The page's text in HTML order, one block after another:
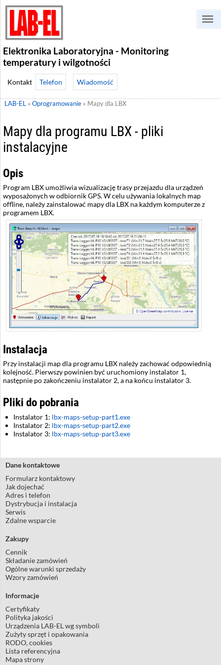
Elektronika Laboratoryjna - Monitoring
temperatury i wilgotności
Telefon Wiadomość
LAB-EL » Oprogramowanie » Mapy dla LBX
Mapy dla programu LBX - pliki
instalacyjne
Opis
Program LBX umożliwia wizualizację trasy przejazdu dla urządzeń
wyposażonych w odbiornik GPS. W celu używania lokalnych map
offline, należy zainstalować mapy dla LBX na każdym komputerze z
programem LBX.
Instalacja
Przy instalacji map dla programu LBX należy zachować odpowiednią
kolejność. Pierwszy powinien być uruchomiony instalator 1,
następnie po zakończeniu instalator 2, a na końcu instalator 3.
Pliki do pobrania
Instalator 1: lbx-maps-setup-part1.exe
Instalator 2: lbx-maps-setup-part2.exe
Instalator 3: lbx-maps-setup-part3.exe
Dane kontaktowe
Formularz kontaktowy
Jak dojechać
Adres i telefon
Dystrybucja i instalacja
Serwis
Zdalne wsparcie
Zakupy
Cennik
Składanie zamówień
Ogólne warunki sprzedaży
Wzory zamówień
Informacje
Certyfikaty
Polityka jakości
Urządzenia LAB-EL wg symboli
Zużyty sprzęt i opakowania
RODO, cookies
Lista referencyjna
Mapa strony